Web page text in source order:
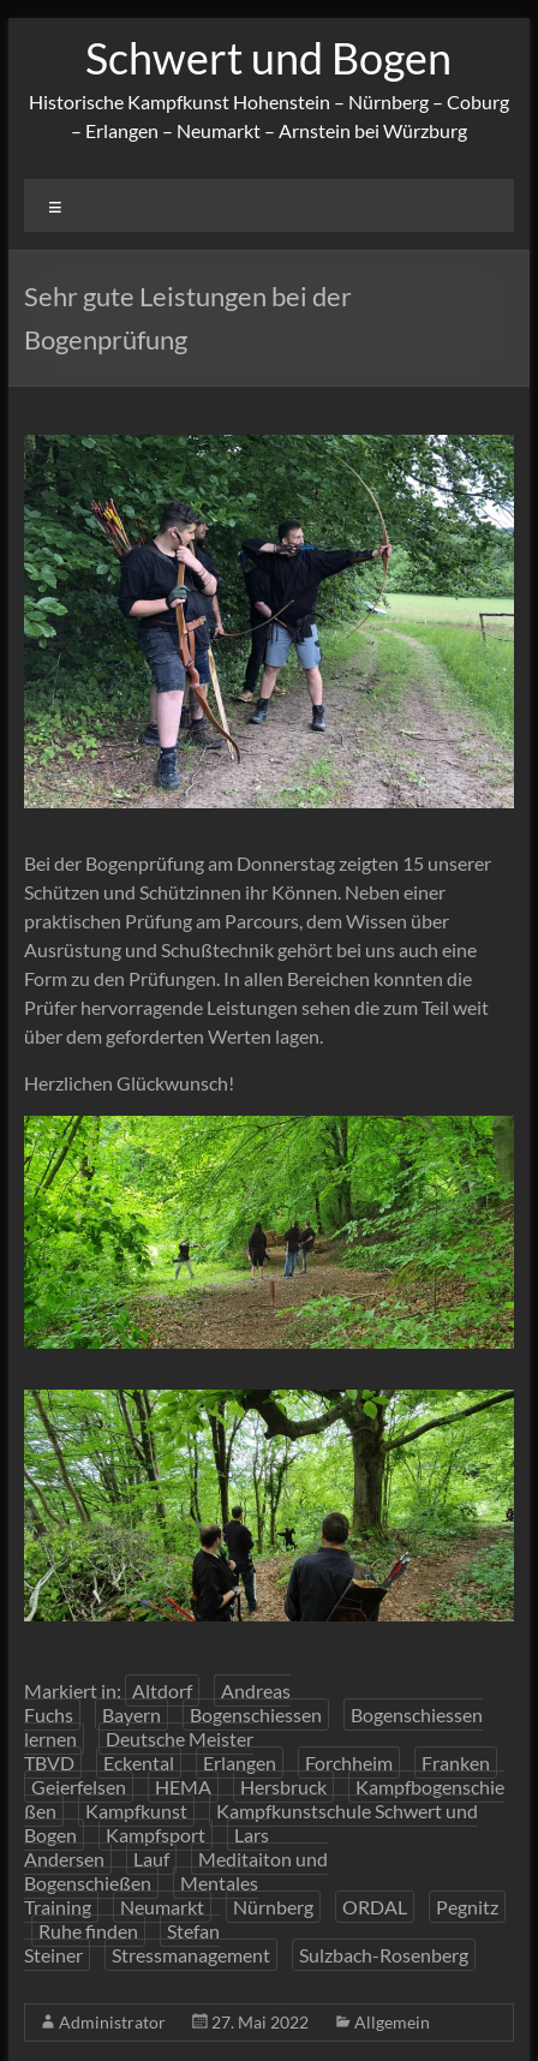
Schwert und Bogen
Historische Kampfkunst Hohenstein – Nürnberg – Coburg
– Erlangen – Neumarkt – Arnstein bei Würzburg
Sehr gute Leistungen bei der
Bogenprüfung
Bei der Bogenprüfung am Donnerstag zeigten 15 unserer
Schützen und Schützinnen ihr Können. Neben einer
praktischen Prüfung am Parcours, dem Wissen über
Ausrüstung und Schußtechnik gehört bei uns auch eine
Form zu den Prüfungen. In allen Bereichen konnten die
Prüfer hervorragende Leistungen sehen die zum Teil weit
über dem geforderten Werten lagen.
Herzlichen Glückwunsch!
Markiert in: Altdorf
Andreas
Fuchs
Bayern Bogenschiessen
Bogenschiessen
lernen
Deutsche Meister
TBVD
Eckental Erlangen Forchheim
Franken
Geierfelsen
HEMA Hersbruck
Kampfbogenschie
ßen
Kampfkunst
Kampfkunstschule Schwert und
Bogen
Kampfsport
Lars
Andersen
Lauf
Meditaiton und
Bogenschießen
Mentales
Training
Neumarkt Nürnberg ORDAL
Pegnitz
Ruhe finden
Stefan
Steiner
Stressmanagement Sulzbach-Rosenberg
Administrator 27. Mai 2022 Allgemein